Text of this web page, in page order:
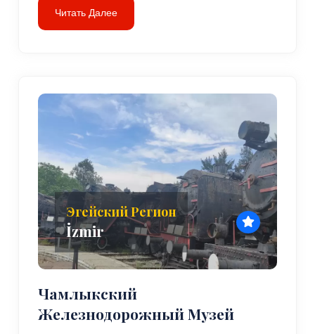
Читать Далее
Эгейский Регион
İzmir
Чамлыкский
Железнодорожный Музей